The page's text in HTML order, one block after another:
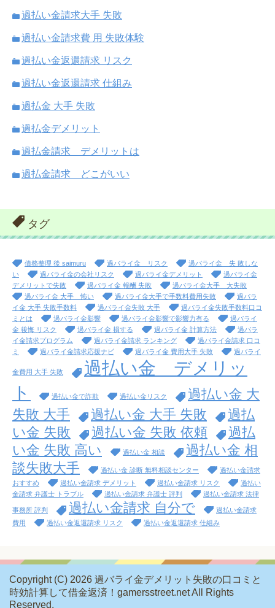
過払い金請求大手 失敗
過払い金請求費 用 失敗体験
過払い金返還請求 リスク
過払い金返還請求 仕組み
過払金 大手 失敗
過払金デメリット
過払金請求 デメリットは
過払金請求 どこがいい
タグ
債務整理 後 saimuru 過バライ金 リスク
過バライ金 失 敗しな
い
過バライ金の会社リスク 過バライ金デメリット
過バライ金
デメリットで失敗
過バライ金 報酬 失敗
過バライ金大手 大失敗
過バライ金 大手 怖い
過バライ金大手で手数料費用失敗
過バラ
イ金 大手 失敗手数料
過バライ金失敗 大手
過バライ金失敗手数料口コ
ミとは
過バライ金影響 過バライ金影響で影響力有る
過バライ
金 後悔 リスク
過バライ金 損する 過バライ金 計算方法
過バラ
イ金請求プログラム
過バライ金請求 ランキング
過バライ金請求 口コ
ミ
過バライ金請求応援ナビ 過バライ金 費用大手 失敗 過バライ
金費用 大手 失敗
過払い金 デメリッ
ト
過払い金で詐欺 過払い金リスク
過払い金 大
失敗 大手
過払い金 大手 失敗
過払
い金 失敗
過払い金 失敗 依頼
過払
い金 失敗 高い
過払い金 相談
過払い金 相
談失敗大手
過払い金 診断 無料相談センター
過払い金請求
おすすめ
過払い金請求 デメリット 過払い金請求 リスク
過払い
金請求 弁護士 トラブル
過払い金請求 弁護士 評判 過払い金請求 法律
事務所 評判 過払い金請求 自分で
過払い金請求
費用
過払い金返還請求 リスク 過払い金返還請求 仕組み
Copyright (C) 2026 過バライ金デメリット失敗の口コミと
時効計算して借金返済！gamersstreet.netAll Rights
Reserved.